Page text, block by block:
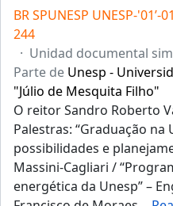
BR SPUNESP UNESP-'01’-
244
· Unidad documental
Parte de Unesp -
"Júlio de Mesquita Filho"
O reitor Sandro Roberto
Palestras: “Graduação na
possibilidades e
Massini-Cagliari /
energética da Unesp” –